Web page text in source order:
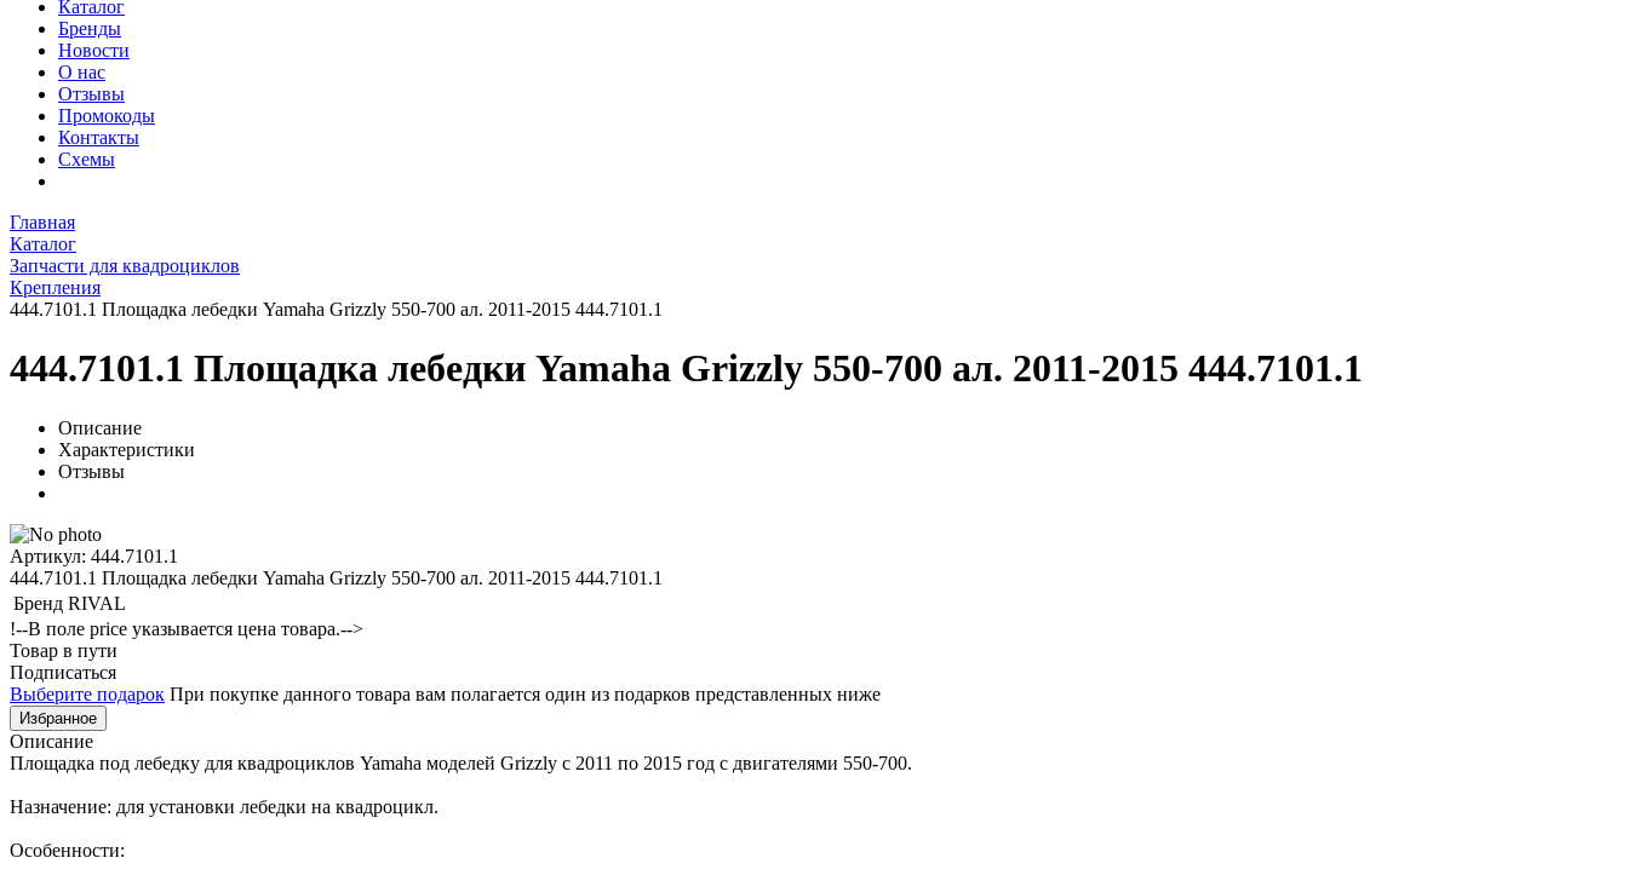
Каталог
Бренды
Новости
О нас
Отзывы
Промокоды
Контакты
Схемы
Главная
Каталог
Запчасти для квадроциклов
Крепления
444.7101.1 Площадка лебедки Yamaha Grizzly 550-700 ал. 2011-2015 444.7101.1
444.7101.1 Площадка лебедки Yamaha Grizzly 550-700 ал. 2011-2015 444.7101.1
Описание
Характеристики
Отзывы
Артикул: 444.7101.1
444.7101.1 Площадка лебедки Yamaha Grizzly 550-700 ал. 2011-2015 444.7101.1
Бренд RIVAL
!--В поле price указывается цена товара.-->
Товар в пути
Подписаться
Выберите подарок При покупке данного товара вам полагается один из подарков представленных ниже
Избранное
Описание
Площадка под лебедку для квадроциклов Yamaha моделей Grizzly с 2011 по 2015 год с двигателями 550-700.
Назначение: для установки лебедки на квадроцикл.
Особенности: